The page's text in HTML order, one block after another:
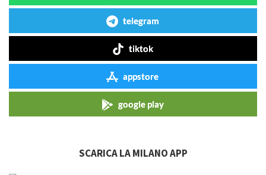
telegram
tiktok
appstore
google play
SCARICA LA MILANO APP